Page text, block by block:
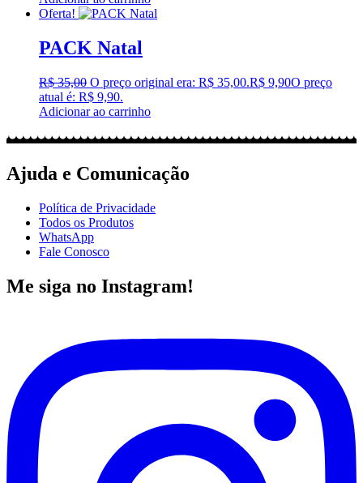
Oferta!
PACK Natal
R$35,00 O preço original era: R$ 35,00.R$ 9,90O preço
atual é: R$ 9,90.
Adicionar ao carrinho
Ajuda e Comunicação
Política de Privacidade
Todos os Produtos
WhatsApp
Fale Conosco
Me siga no Instagram!